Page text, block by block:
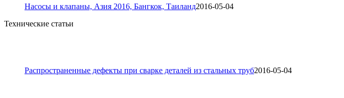
Насосы и клапаны, Азия 2016, Бангкок, Таиланд2016-05-04
Технические статьи
Распространенные дефекты при сварке деталей из стальных труб2016-05-04